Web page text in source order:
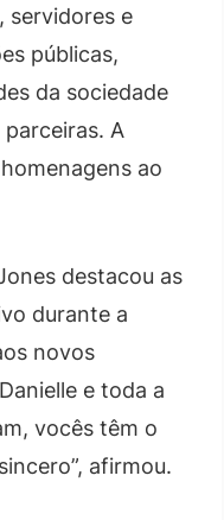
servidores e
públicas,
da sociedade
A
ao
destacou as
durante a
novos
e toda a
vocês têm o
afirmou.